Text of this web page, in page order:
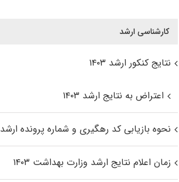
کارشناسی ارشد
نتایج کنکور ارشد ۱۴۰۳
اعتراض به نتایج ارشد ۱۴۰۳
نحوه بازیابی کد رهگیری و شماره پرونده ارشد ۱۴۰۴
زمان اعلام نتایج ارشد وزارت بهداشت ۱۴۰۳